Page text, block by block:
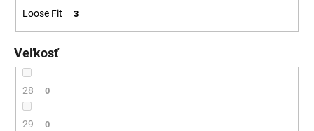
Loose Fit 3
Veľkosť
28 0
29 0